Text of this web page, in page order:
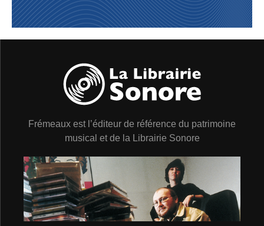
Frémeaux est l’éditeur de référence du patrimoine
musical et de la Librairie Sonore